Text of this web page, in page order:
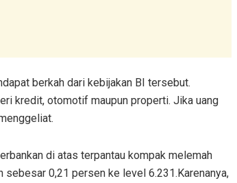
berkah dari kebijakan BI tersebut.
kredit, otomotif maupun properti. Jika uang
di atas terpantau kompak melemah
sebesar 0,21 persen ke level 6.231.Karenanya,